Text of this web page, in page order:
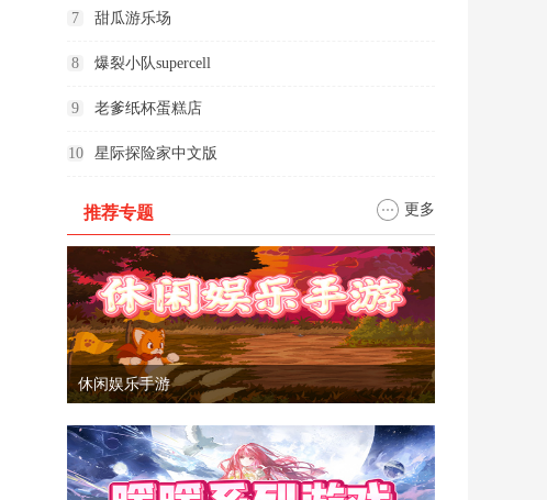
7 甜瓜游乐场
8 爆裂小队supercell
9 老爹纸杯蛋糕店
10 星际探险家中文版
推荐专题 更多
休闲娱乐手游